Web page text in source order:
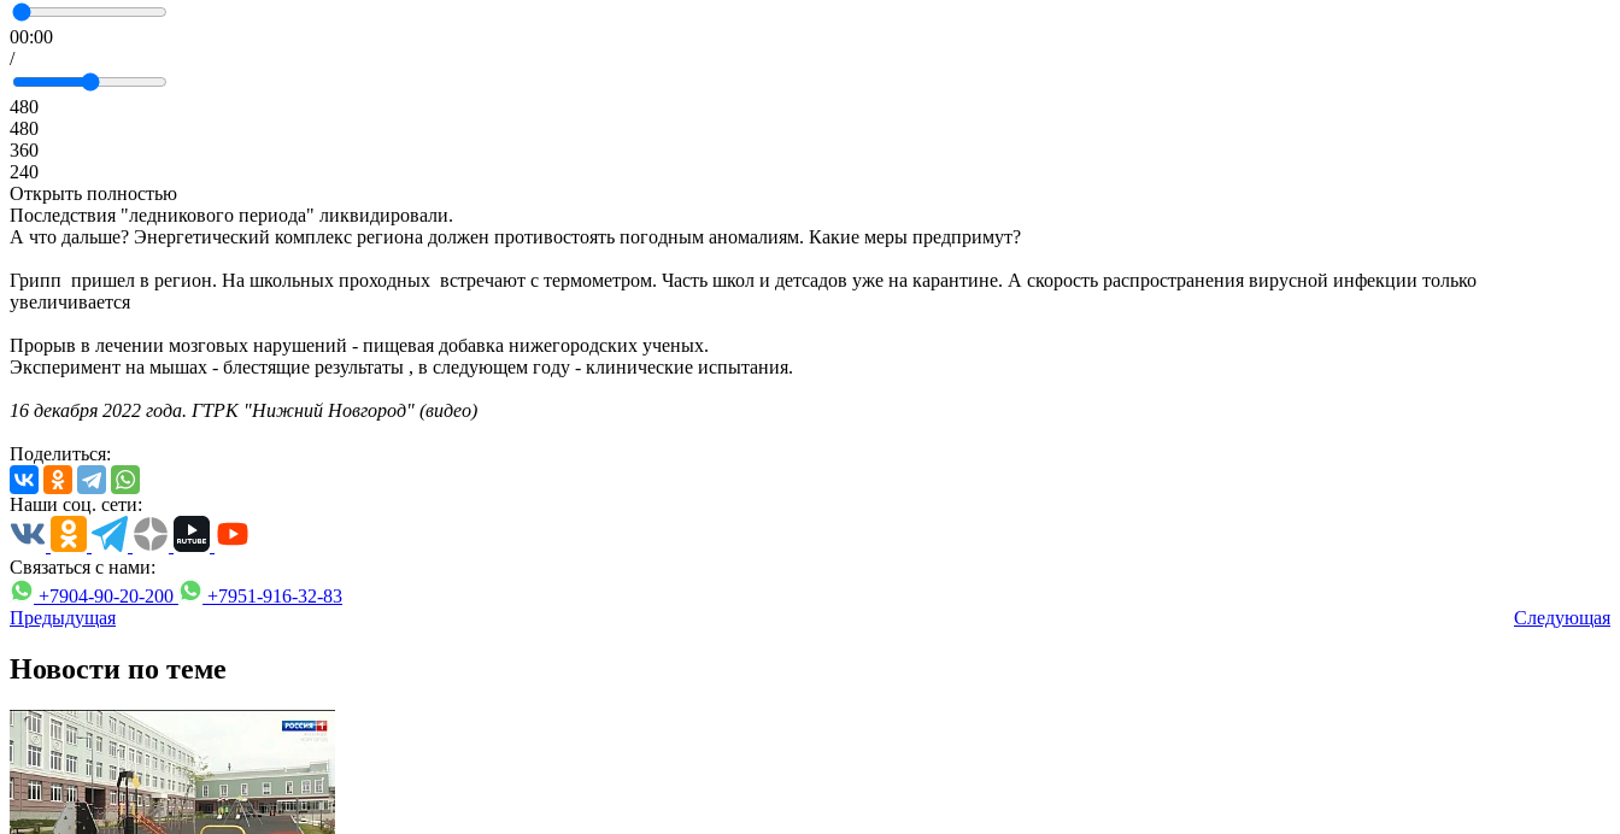
00:00
/
480
480
360
240
Открыть полностью
Последствия "ледникового периода" ликвидировали.
А что дальше? Энергетический комплекс региона должен противостоять погодным аномалиям. Какие меры предпримут?
Грипп пришел в регион. На школьных проходных встречают с термометром. Часть школ и детсадов уже на карантине. А скорость распространения вирусной инфекции только
увеличивается
Прорыв в лечении мозговых нарушений - пищевая добавка нижегородских ученых.
Эксперимент на мышах - блестящие результаты , в следующем году - клинические испытания.
16 декабря 2022 года. ГТРК "Нижний Новгород" (видео)
Поделиться:
Наши соц. сети:
Связаться с нами:
+7904-90-20-200
+7951-916-32-83
Предыдущая
Следующая
Новости по теме